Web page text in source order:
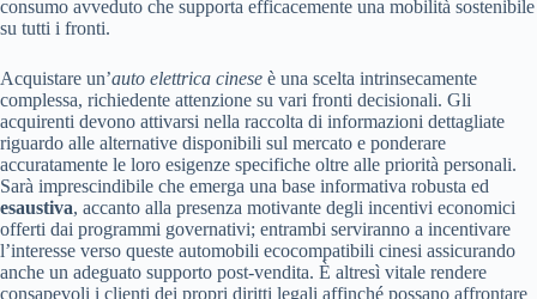
consumo avveduto che supporta efficacemente una mobilità sostenibile
su tutti i fronti.
Acquistare un’auto elettrica cinese è una scelta intrinsecamente
complessa, richiedente attenzione su vari fronti decisionali. Gli
acquirenti devono attivarsi nella raccolta di informazioni dettagliate
riguardo alle alternative disponibili sul mercato e ponderare
accuratamente le loro esigenze specifiche oltre alle priorità personali.
Sarà imprescindibile che emerga una base informativa robusta ed
esaustiva, accanto alla presenza motivante degli incentivi economici
offerti dai programmi governativi; entrambi serviranno a incentivare
l’interesse verso queste automobili ecocompatibili cinesi assicurando
anche un adeguato supporto post-vendita. È altresì vitale rendere
consapevoli i clienti dei propri diritti legali affinché possano affrontare